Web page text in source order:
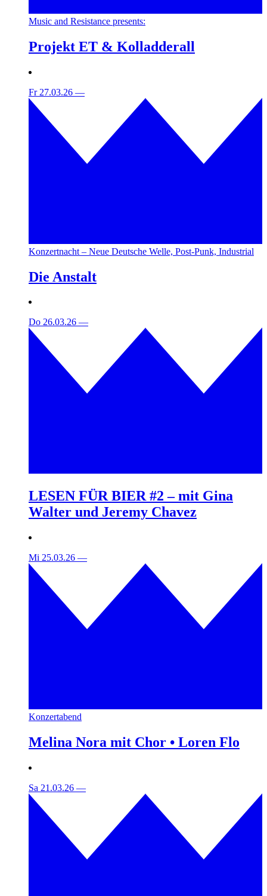
Music and Resistance presents:
Projekt ET & Kolladderall
Fr 27.03.26 —
Konzertnacht – Neue Deutsche Welle, Post-Punk, Industrial
Die Anstalt
Do 26.03.26 —
LESEN FÜR BIER #2 – mit Gina
Walter und Jeremy Chavez
Mi 25.03.26 —
Konzertabend
Melina Nora mit Chor • Loren Flo
Sa 21.03.26 —